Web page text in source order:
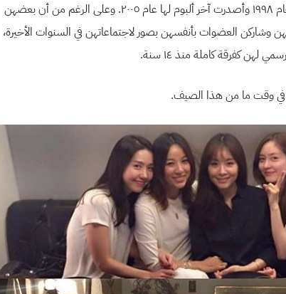
بدأت فرقة Fin.K.L انطلاقتها عام ١٩٩٨ وأصدرت آخر ألبوم لها عام ٢٠٠٥. وعلى الرغم من أن بعضهن
وشاركن العضوات بأنفسهن بصور لاجتماعاتهن في السنوات الأخيرة،
كفرقة كاملة منذ ١٤ سنة.
في وقت ما من هذا الصيف.